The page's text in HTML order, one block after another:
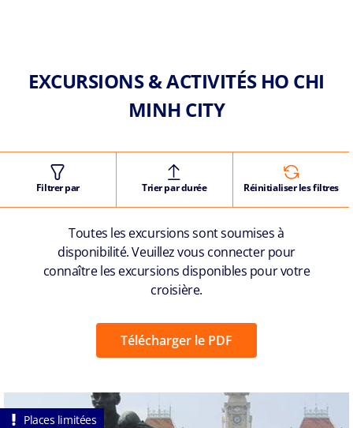
EXCURSIONS & ACTIVITÉS HO CHI
MINH CITY
Filtrer par Trier par durée Réinitialiser les filtres
Toutes les excursions sont soumises à
disponibilité. Veuillez vous connecter pour
connaître les excursions disponibles pour votre
croisière.
Télécharger le PDF
Places limitées